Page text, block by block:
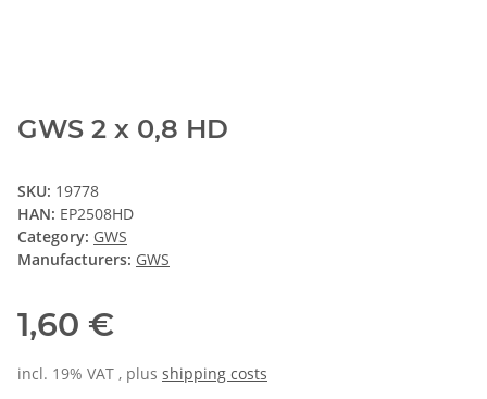
GWS 2 x 0,8 HD
SKU: 19778
HAN: EP2508HD
Category: GWS
Manufacturers: GWS
1,60 €
incl. 19% VAT , plus shipping costs